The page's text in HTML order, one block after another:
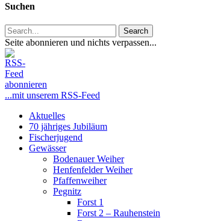
Suchen
Search
Seite abonnieren und nichts verpassen...
...mit unserem RSS-Feed
Close
Menu
Aktuelles
70 jähriges Jubiläum
Fischerjugend
Gewässer
Bodenauer Weiher
Henfenfelder Weiher
Pfaffenweiher
Pegnitz
Forst 1
Forst 2 – Rauhenstein